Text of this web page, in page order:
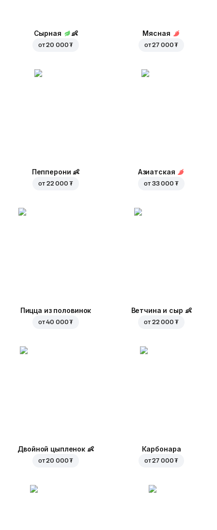
Сырная 👶
от20 000 ₮
Мясная
от27 000 ₮
Пепперони 👶
от 22 000 ₮
Азиатская
от 33 000 ₮
Пицца из половинок
от40 000 ₮
Ветчина и сыр 👶
от 22 000 ₮
Двойной цыпленок 👶
от20 000 ₮
Карбонара
от27 000 ₮